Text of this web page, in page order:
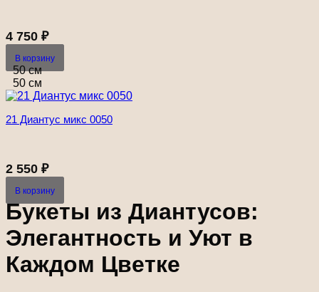
4 750 ₽
В корзину
50 см
50 см
21 Диантус микс 0050
2 550 ₽
В корзину
Букеты из Диантусов:
Элегантность и Уют в
Каждом Цветке